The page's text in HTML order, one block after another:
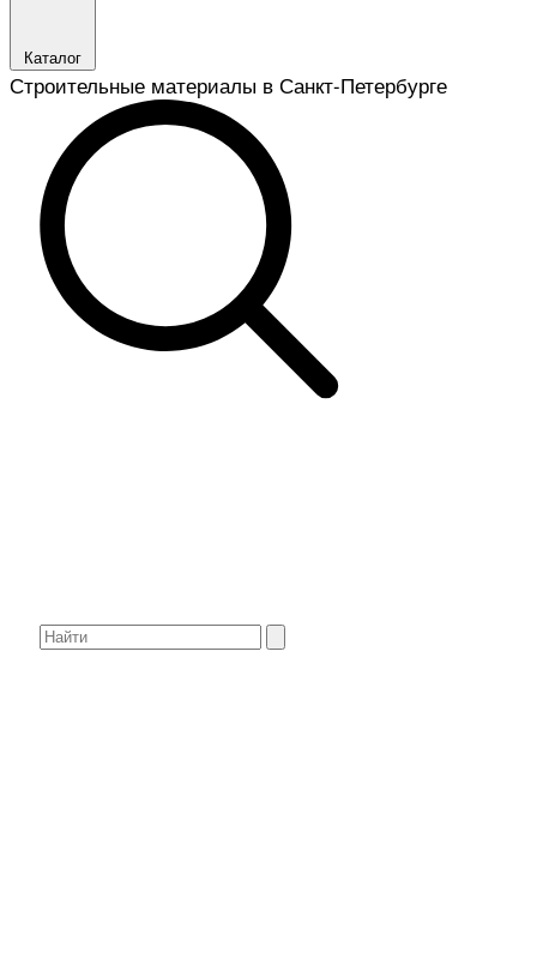
Каталог
Строительные материалы в Санкт-Петербурге